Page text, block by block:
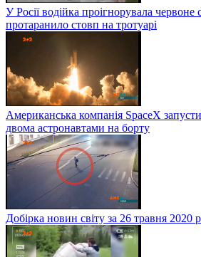
У Росії водійка проігнорувала червоне
протаранило стовп на тротуарі
Американська компанія SpaceX
двома астронавтами на борту
Добірка новин світу за 26 травня 2020